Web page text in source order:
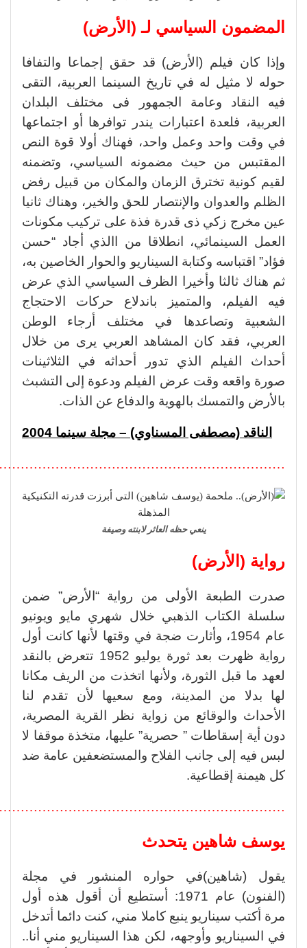
المضمون السياسي لـ (الأرض)
وإذا كان فيلم (الأرض) قد حقق إجماعا والتفافا
حوله لا مثيل له في تاريخ السينما العربية، التقى
فيه النقاد وعامة الجمهور فى مختلف البلدان
العربية، فلعدة اعتبارات يندر توافرها أو اجتماعها
في وقت واحد وعمل واحد، فهناك أولا قوة النص
المقتبس من حيث مضمونه السياسي، وتضمنه
لقيم كونية تخترق الزمان والمكان من قبيل رفض
الظلم والعدوان والإنتصار للحق والخير، وهناك ثانيا
عين مخرج زكي ذى قدرة فذة على تركيب مكونات
العمل السينمائي، انطلاقا من االذي أجاد “حسن
فؤاد” اقتباسه وكتابة السيناريو والحوار الخاصين به،
ثم هناك ثالثا وأخيرا الظرف السياسي الذي عرض
فيه الفيلم، والمتميز باندلاع حركات الاحتجاج
الشعبية وتصاعدها في مختلف أرجاء الوطن
العربي، فقد كان المشاهد العربي يرى من خلال
أحداث الفيلم الذي تدور أحداثه في الثلاثينات
صورة واقعه وقت عرض الفيلم ودعوة إلى التشبث
بالأرض والتمسك بالهوية والدفاع عن الذات.
الناقد (مصطفى المسناوي) – مجلة سينما 2004
ينعي حظه العاثر لابنته وصيفة
رواية (الأرض)
صدرت الطبعة الأولى من رواية “الأرض” ضمن
سلسلة الكتاب الذهبي خلال شهري مايو ويونيو
عام 1954، وأثارت ضجة في وقتها لأنها كانت أول
رواية ظهرت بعد ثورة يوليو 1952 تتعرض بالنقد
لعهد ما قبل الثورة، ولأنها اتخذت من الريف مكانا
لها بدلا من المدينة، ومع سعيها لأن تقدم لنا
الأحداث والوقائع من زواية نظر القرية المصرية،
دون أية إسقاطات ” حصرية” عليها، متخذة موقفا لا
لبس فيه إلى جانب الفلاح والمستضعفين عامة ضد
كل هيمنة إقطاعية.
يوسف شاهين يتحدث
يقول (شاهين)في حواره المنشور في مجلة
(الفنون) عام 1971: أستطيع أن أقول هذه أول
مرة أكتب سيناريو ينبع كاملا مني، كنت دائما أتدخل
في السيناريو وأوجهه، لكن هذا السيناريو مني أنا..